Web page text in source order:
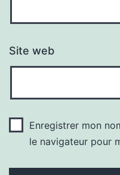
Site web
Enregistrer mon
le navigateur pour